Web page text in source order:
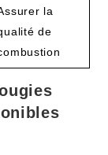
la
de